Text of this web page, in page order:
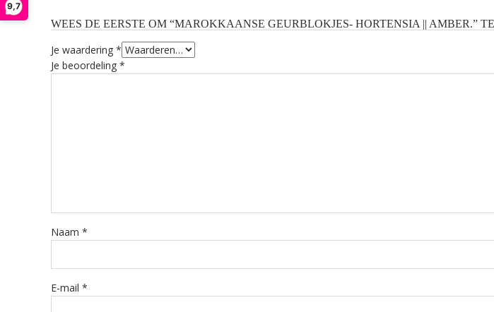
9,7
WEES DE EERSTE OM “MAROKKAANSE GEURBLOKJES- HORTENSIA || AMBER.”
Je waardering *
Je beoordeling *
Naam *
E-mail *